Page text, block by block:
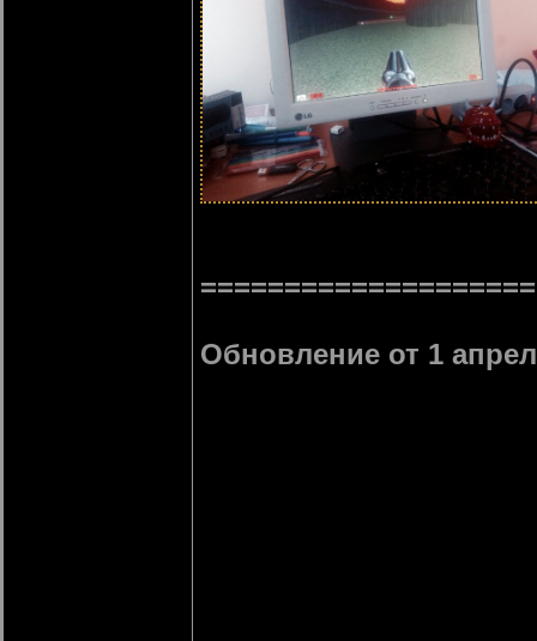
Обновление от 1